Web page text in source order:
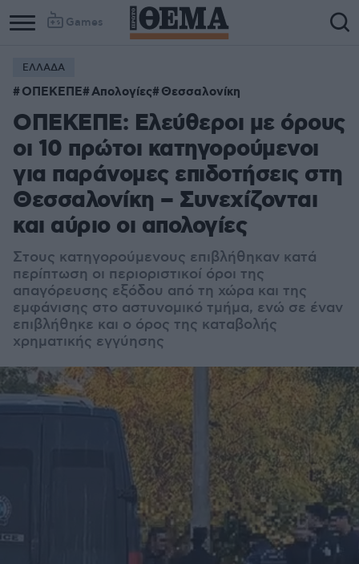
Games
ΕΛΛΑΔΑ
ΟΠΕΚΕΠΕ Απολογίες Θεσσαλονίκη
ΟΠΕΚΕΠΕ: Ελεύθεροι με όρους
οι 10 πρώτοι κατηγορούμενοι
για παράνομες επιδοτήσεις στη
Θεσσαλονίκη – Συνεχίζονται
και αύριο οι απολογίες
Στους κατηγορούμενους επιβλήθηκαν κατά
περίπτωση οι περιοριστικοί όροι της
απαγόρευσης εξόδου από τη χώρα και της
εμφάνισης στο αστυνομικό τμήμα, ενώ σε έναν
επιβλήθηκε και ο όρος της καταβολής
χρηματικής εγγύησης